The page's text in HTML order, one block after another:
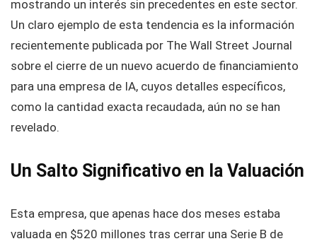
mostrando un interés sin precedentes en este sector.
Un claro ejemplo de esta tendencia es la información
recientemente publicada por The Wall Street Journal
sobre el cierre de un nuevo acuerdo de financiamiento
para una empresa de IA, cuyos detalles específicos,
como la cantidad exacta recaudada, aún no se han
revelado.
Un Salto Significativo en la Valuación
Esta empresa, que apenas hace dos meses estaba
valuada en $520 millones tras cerrar una Serie B de